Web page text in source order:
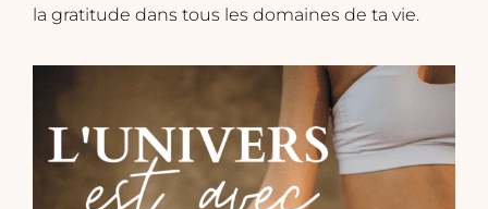
la gratitude dans tous les domaines de ta vie.